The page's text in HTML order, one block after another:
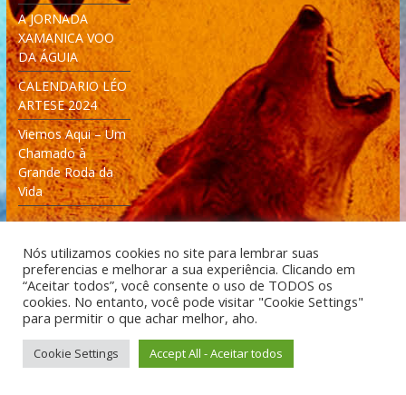
A JORNADA
XAMANICA VOO
DA ÁGUIA
CALENDARIO LÉO
ARTESE 2024
Viemos Aqui – Um
Chamado à
Grande Roda da
Vida
Desenvolvido: Moleculas4D - Engenharia Espacial e
Tecnologia [moleculas4d.com.br]
Nós utilizamos cookies no site para lembrar suas
preferencias e melhorar a sua experiência. Clicando em
“Aceitar todos”, você consente o uso de TODOS os
cookies. No entanto, você pode visitar "Cookie Settings"
para permitir o que achar melhor, aho.
Cookie Settings Accept All - Aceitar todos